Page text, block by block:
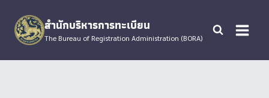
content
สำนักบริหารการทะเบียน
The Bureau of Registration Administration (BORA)